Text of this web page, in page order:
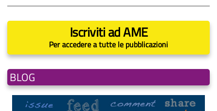
Iscriviti ad AME
Per accedere a tutte le pubblicazioni
BLOG